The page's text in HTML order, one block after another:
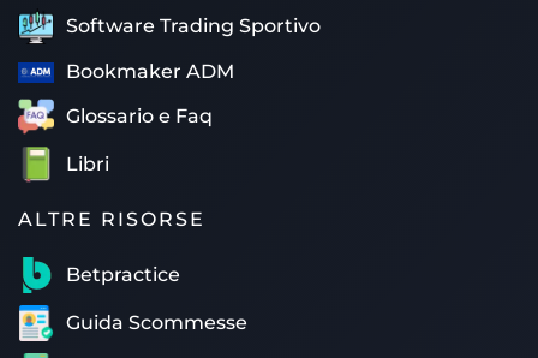
Software Trading Sportivo
Bookmaker ADM
Glossario e Faq
Libri
ALTRE RISORSE
Betpractice
Guida Scommesse